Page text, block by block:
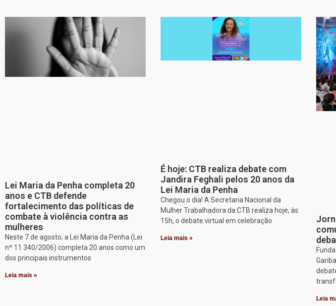
Lei Maria da Penha completa 20
anos e CTB defende
fortalecimento das políticas de
combate à violência contra as
mulheres
Neste 7 de agosto, a Lei Maria da Penha (Lei
nº 11.340/2006) completa 20 anos como um
dos principais instrumentos
Leia mais »
É hoje: CTB realiza debate com
Jandira Feghali pelos 20 anos da
Lei Maria da Penha
Chegou o dia! A Secretaria Nacional da
Mulher Trabalhadora da CTB realiza hoje, às
15h, o debate virtual em celebração
Leia mais »
Leia